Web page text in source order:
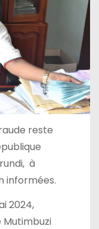
reste
à
informées.
2024,
Mutimbuzi